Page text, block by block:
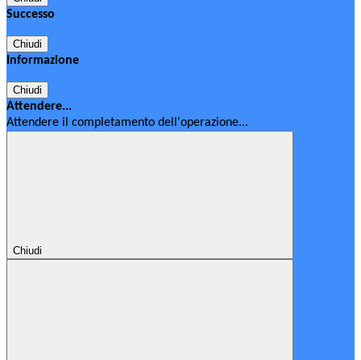
Successo
Chiudi
Informazione
Chiudi
Attendere...
Attendere il completamento dell'operazione...
Chiudi